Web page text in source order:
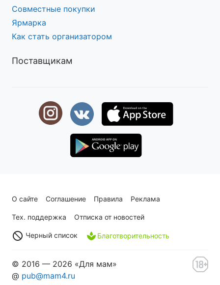
Совместные покупки
Ярмарка
Как стать организатором
Поставщикам
О сайте Соглашение Правила Реклама
Тех. поддержка Отписка от новостей
Черный список Благотворительность
© 2016 — 2026 «Для мам»
@ pub@mam4.ru